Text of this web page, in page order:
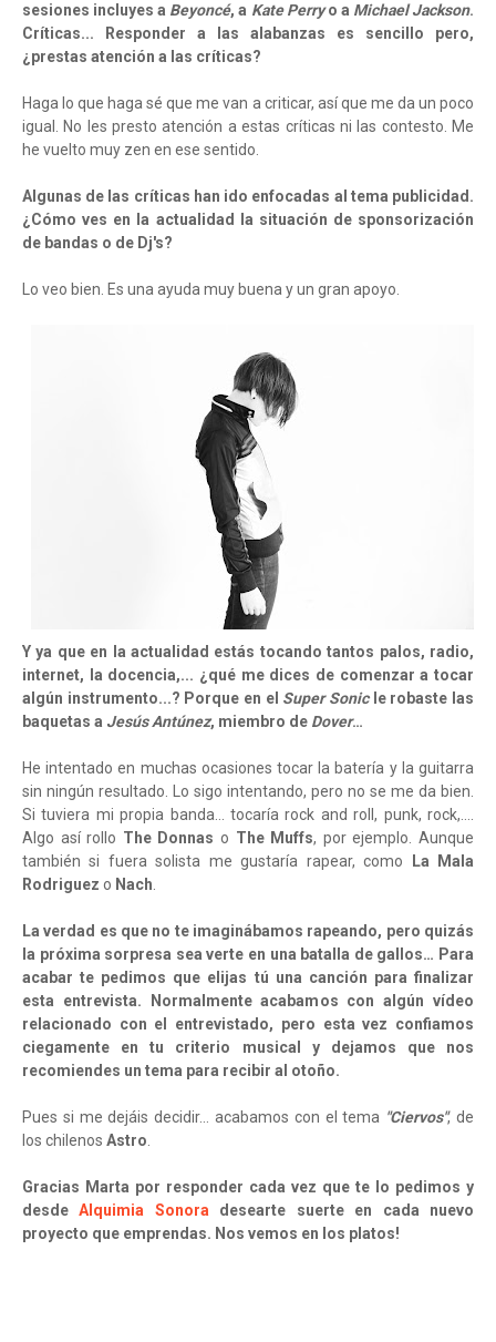
sesiones incluyes a Beyoncé, a Kate Perryo a Michael Jackson.
Críticas... Responder a las alabanzas es sencillo pero,
¿prestas atención a las críticas?
Haga lo que haga sé que me van a criticar, así que me da un poco
igual. No les presto atención a estas críticas ni las contesto. Me
he vuelto muy zen en ese sentido.
Algunas de las críticas han ido enfocadas al tema publicidad.
¿Cómo ves en la actualidad la situación de sponsorización
de bandas o de Dj's?
Lo veo bien. Es una ayuda muy buena y un gran apoyo.
Y ya que en la actualidad estás tocando tantos palos, radio,
internet, la docencia,... ¿qué me dices de comenzar a tocar
algún instrumento...? Porque en el Super Sonicle robaste las
baquetas a Jesús Antúnez, miembro de Dover…
He intentado en muchas ocasiones tocar la batería y la guitarra
sin ningún resultado. Lo sigo intentando, pero no se me da bien.
Si tuviera mi propia banda… tocaría rock and roll, punk, rock,….
Algo así rollo The Donnas o The Muffs, por ejemplo. Aunque
también si fuera solista me gustaría rapear, como
La Mala
Rodriguez o Nach.
La verdad es que no te imaginábamos rapeando, pero quizás
la próxima sorpresa sea verte en una batalla de gallos… Para
acabar te pedimos que elijas tú una canción para finalizar
esta entrevista. Normalmente acabamos con algún vídeo
relacionado con el entrevistado, pero esta vez confiamos
ciegamente en tu criterio musical y dejamos que nos
recomiendes un tema para recibir al otoño.
Pues si me dejáis decidir… acabamos con el tema "Ciervos", de
los chilenos Astro.
Gracias Marta por responder cada vez que te lo pedimos y
desdeAlquimia Sonoradesearte suerte en cada nuevo
proyecto que emprendas. Nos vemos en los platos!